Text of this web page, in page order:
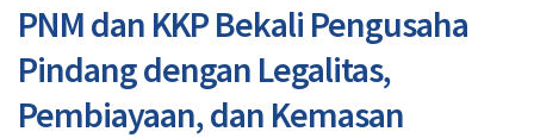
PNM dan KKP Bekali Pengusaha
Pindang dengan Legalitas,
Pembiayaan, dan Kemasan